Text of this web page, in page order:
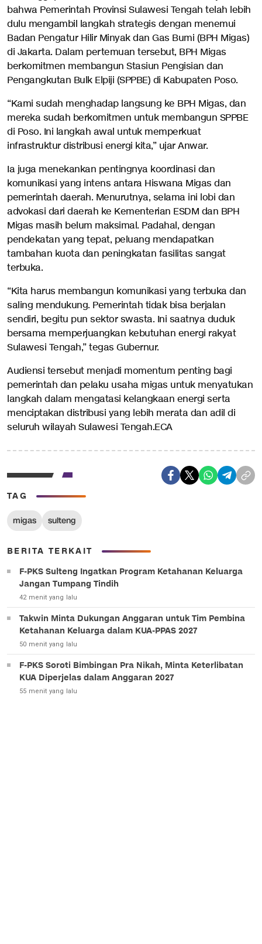
bahwa Pemerintah Provinsi Sulawesi Tengah telah lebih
dulu mengambil langkah strategis dengan menemui
Badan Pengatur Hilir Minyak dan Gas Bumi (BPH Migas)
di Jakarta. Dalam pertemuan tersebut, BPH Migas
berkomitmen membangun Stasiun Pengisian dan
Pengangkutan Bulk Elpiji (SPPBE) di Kabupaten Poso.
“Kami sudah menghadap langsung ke BPH Migas, dan
mereka sudah berkomitmen untuk membangun SPPBE
di Poso. Ini langkah awal untuk memperkuat
infrastruktur distribusi energi kita,” ujar Anwar.
Ia juga menekankan pentingnya koordinasi dan
komunikasi yang intens antara Hiswana Migas dan
pemerintah daerah. Menurutnya, selama ini lobi dan
advokasi dari daerah ke Kementerian ESDM dan BPH
Migas masih belum maksimal. Padahal, dengan
pendekatan yang tepat, peluang mendapatkan
tambahan kuota dan peningkatan fasilitas sangat
terbuka.
“Kita harus membangun komunikasi yang terbuka dan
saling mendukung. Pemerintah tidak bisa berjalan
sendiri, begitu pun sektor swasta. Ini saatnya duduk
bersama memperjuangkan kebutuhan energi rakyat
Sulawesi Tengah,” tegas Gubernur.
Audiensi tersebut menjadi momentum penting bagi
pemerintah dan pelaku usaha migas untuk menyatukan
langkah dalam mengatasi kelangkaan energi serta
menciptakan distribusi yang lebih merata dan adil di
seluruh wilayah Sulawesi Tengah.ECA
TAG
migas sulteng
BERITA TERKAIT
F-PKS Sulteng Ingatkan Program Ketahanan Keluarga
Jangan Tumpang Tindih
42 menit yang lalu
Takwin Minta Dukungan Anggaran untuk Tim Pembina
Ketahanan Keluarga dalam KUA-PPAS 2027
50 menit yang lalu
F-PKS Soroti Bimbingan Pra Nikah, Minta Keterlibatan
KUA Diperjelas dalam Anggaran 2027
55 menit yang lalu